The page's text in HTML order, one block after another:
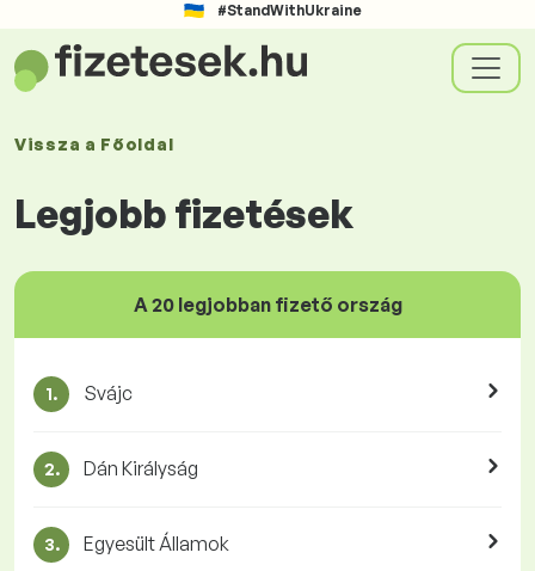
#StandWithUkraine
Vissza a Főoldal
Legjobb fizetések
A 20 legjobban fizető ország
1. Svájc
2. Dán Királyság
3. Egyesült Államok